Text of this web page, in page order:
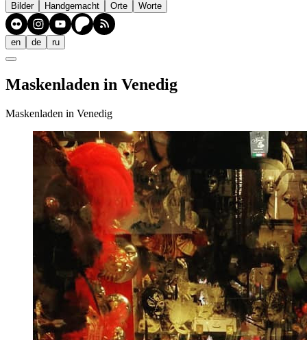
Bilder Handgemacht Orte Worte
en de ru
Maskenladen in Venedig
Maskenladen in Venedig